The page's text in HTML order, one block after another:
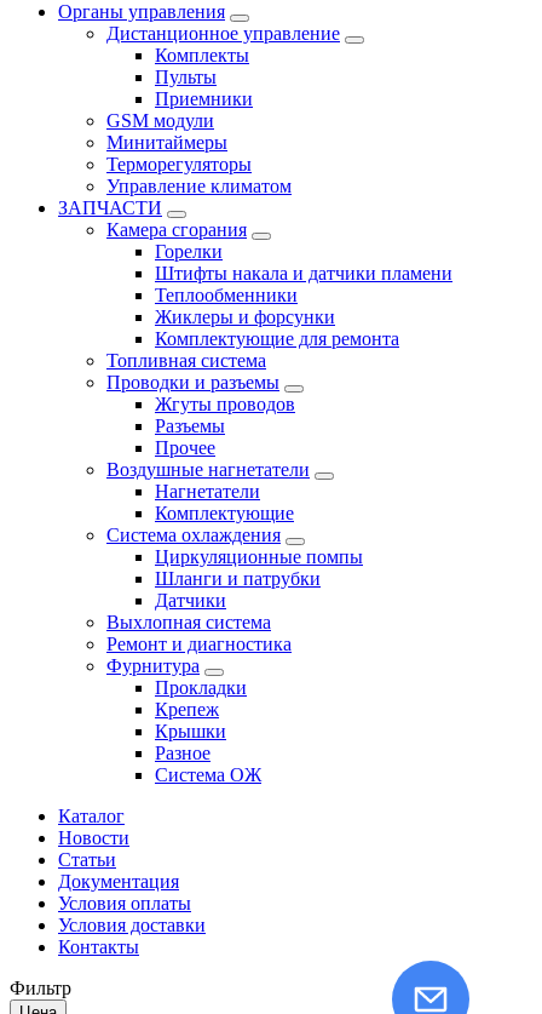
Органы управления
Дистанционное управление
Комплекты
Пульты
Приемники
GSM модули
Минитаймеры
Терморегуляторы
Управление климатом
ЗАПЧАСТИ
Камера сгорания
Горелки
Штифты накала и датчики пламени
Теплообменники
Жиклеры и форсунки
Комплектующие для ремонта
Топливная система
Проводки и разъемы
Жгуты проводов
Разъемы
Прочее
Воздушные нагнетатели
Нагнетатели
Комплектующие
Система охлаждения
Циркуляционные помпы
Шланги и патрубки
Датчики
Выхлопная система
Ремонт и диагностика
Фурнитура
Прокладки
Крепеж
Крышки
Разное
Система ОЖ
Каталог
Новости
Статьи
Документация
Условия оплаты
Условия доставки
Контакты
Фильтр